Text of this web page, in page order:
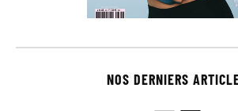
NOS DERNIERS